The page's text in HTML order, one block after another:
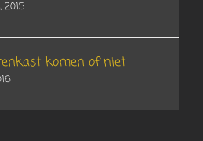
2015
komen of niet